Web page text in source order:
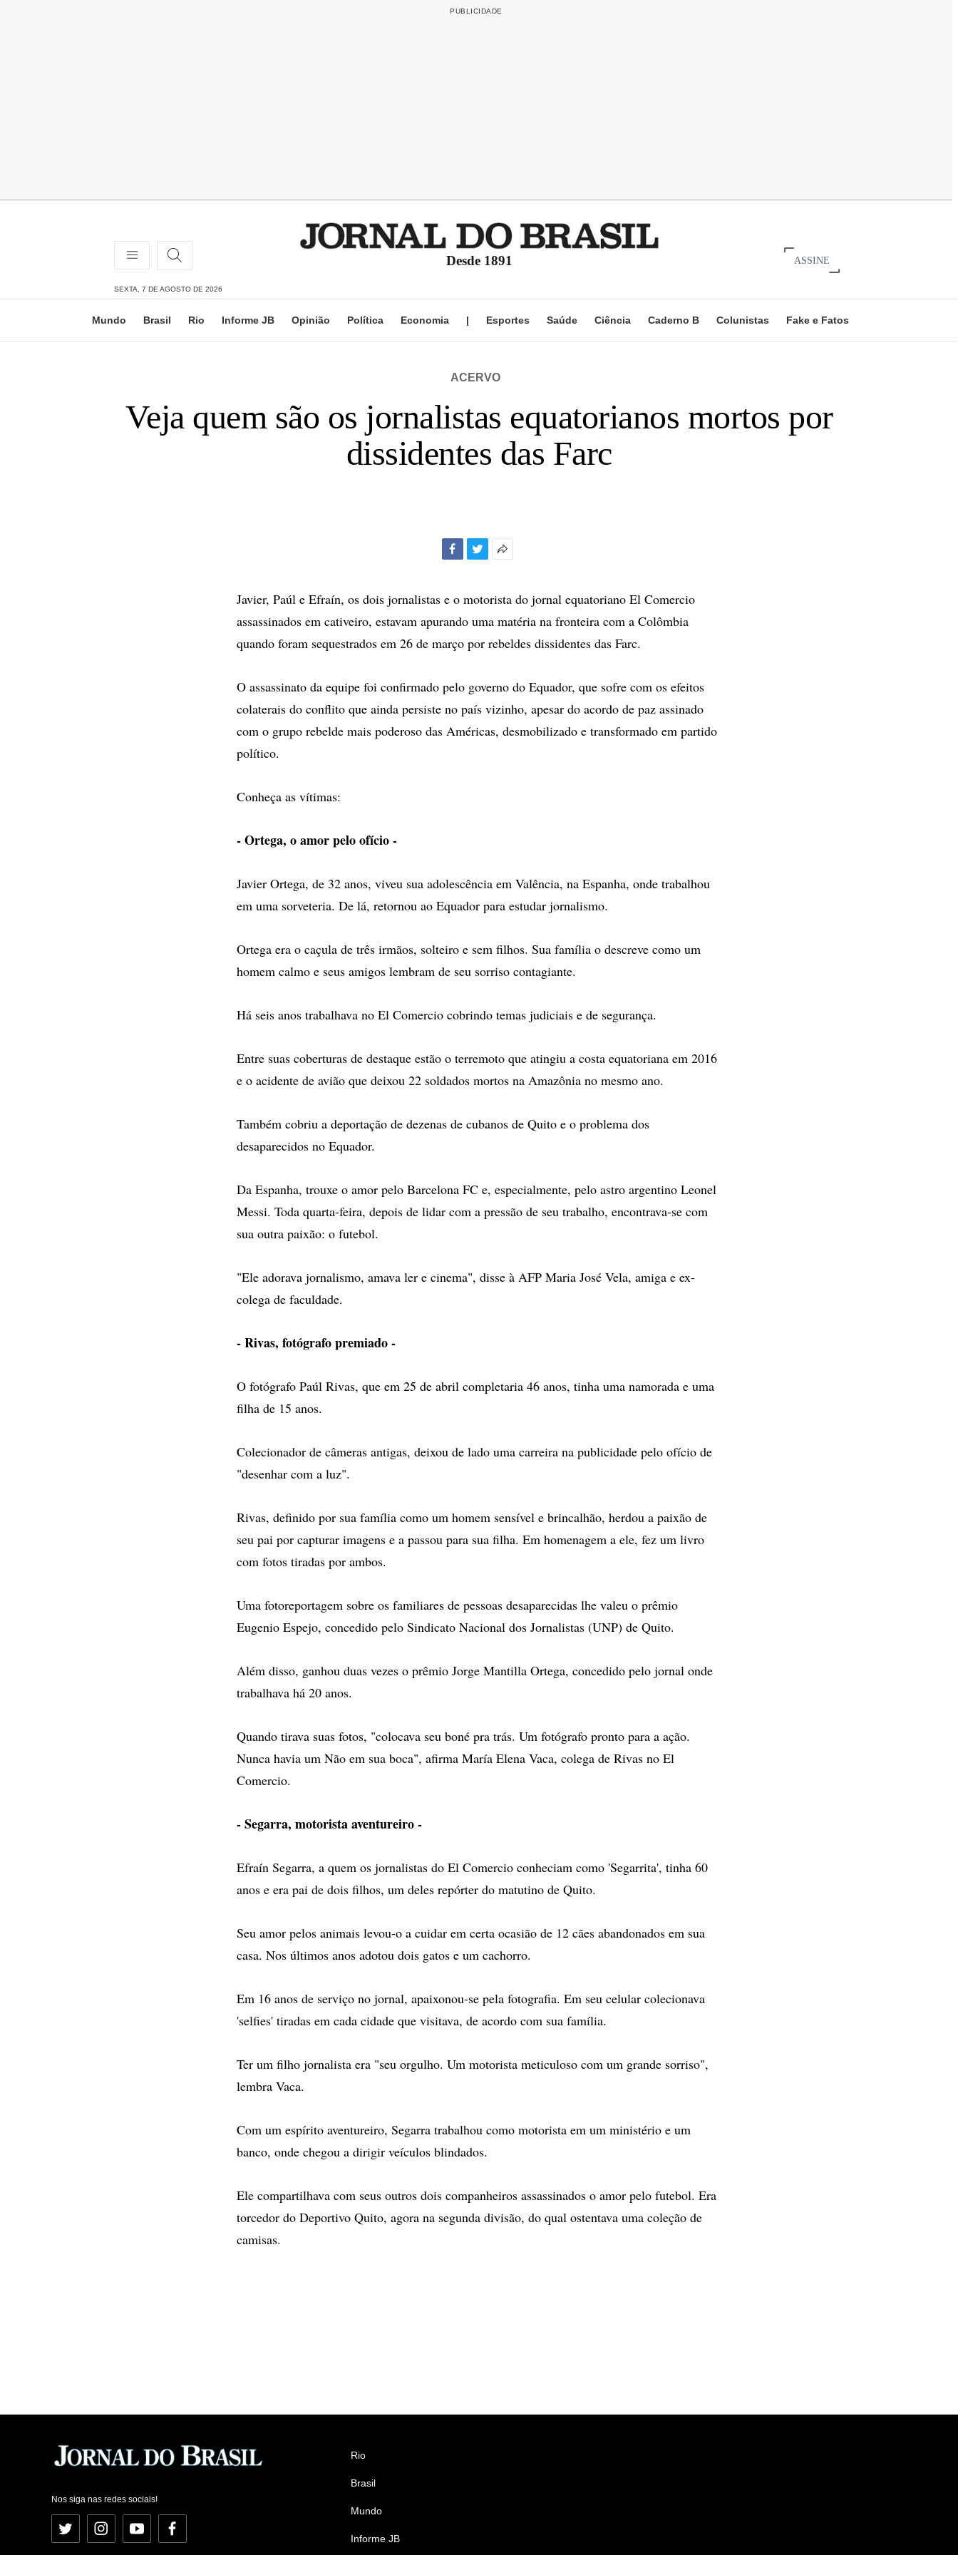
Desde 1891 ASSINE
SEXTA, 7 DE AGOSTO DE 2026
Mundo Brasil Rio Informe JB Opinião Política Economia | Esportes Saúde Ciência Caderno B Colunistas Fake e Fatos
ACERVO
Veja quem são os jornalistas equatorianos mortos por
dissidentes das Farc
compartilhamento
Javier, Paúl e Efraín, os dois jornalistas e o motorista do jornal equatoriano El Comercio
assassinados em cativeiro, estavam apurando uma matéria na fronteira com a Colômbia
quando foram sequestrados em 26 de março por rebeldes dissidentes das Farc.
O assassinato da equipe foi confirmado pelo governo do Equador, que sofre com os efeitos
colaterais do conflito que ainda persiste no país vizinho, apesar do acordo de paz assinado
com o grupo rebelde mais poderoso das Américas, desmobilizado e transformado em partido
político.
Conheça as vítimas:
- Ortega, o amor pelo ofício -
Javier Ortega, de 32 anos, viveu sua adolescência em Valência, na Espanha, onde trabalhou
em uma sorveteria. De lá, retornou ao Equador para estudar jornalismo.
Ortega era o caçula de três irmãos, solteiro e sem filhos. Sua família o descreve como um
homem calmo e seus amigos lembram de seu sorriso contagiante.
Há seis anos trabalhava no El Comercio cobrindo temas judiciais e de segurança.
Entre suas coberturas de destaque estão o terremoto que atingiu a costa equatoriana em 2016
e o acidente de avião que deixou 22 soldados mortos na Amazônia no mesmo ano.
Também cobriu a deportação de dezenas de cubanos de Quito e o problema dos
desaparecidos no Equador.
Da Espanha, trouxe o amor pelo Barcelona FC e, especialmente, pelo astro argentino Leonel
Messi. Toda quarta-feira, depois de lidar com a pressão de seu trabalho, encontrava-se com
sua outra paixão: o futebol.
"Ele adorava jornalismo, amava ler e cinema", disse à AFP Maria José Vela, amiga e ex-
colega de faculdade.
- Rivas, fotógrafo premiado -
O fotógrafo Paúl Rivas, que em 25 de abril completaria 46 anos, tinha uma namorada e uma
filha de 15 anos.
Colecionador de câmeras antigas, deixou de lado uma carreira na publicidade pelo ofício de
"desenhar com a luz".
Rivas, definido por sua família como um homem sensível e brincalhão, herdou a paixão de
seu pai por capturar imagens e a passou para sua filha. Em homenagem a ele, fez um livro
com fotos tiradas por ambos.
Uma fotoreportagem sobre os familiares de pessoas desaparecidas lhe valeu o prêmio
Eugenio Espejo, concedido pelo Sindicato Nacional dos Jornalistas (UNP) de Quito.
Além disso, ganhou duas vezes o prêmio Jorge Mantilla Ortega, concedido pelo jornal onde
trabalhava há 20 anos.
Quando tirava suas fotos, "colocava seu boné pra trás. Um fotógrafo pronto para a ação.
Nunca havia um Não em sua boca", afirma María Elena Vaca, colega de Rivas no El
Comercio.
- Segarra, motorista aventureiro -
Efraín Segarra, a quem os jornalistas do El Comercio conheciam como 'Segarrita', tinha 60
anos e era pai de dois filhos, um deles repórter do matutino de Quito.
Seu amor pelos animais levou-o a cuidar em certa ocasião de 12 cães abandonados em sua
casa. Nos últimos anos adotou dois gatos e um cachorro.
Em 16 anos de serviço no jornal, apaixonou-se pela fotografia. Em seu celular colecionava
'selfies' tiradas em cada cidade que visitava, de acordo com sua família.
Ter um filho jornalista era "seu orgulho. Um motorista meticuloso com um grande sorriso",
lembra Vaca.
Com um espírito aventureiro, Segarra trabalhou como motorista em um ministério e um
banco, onde chegou a dirigir veículos blindados.
Ele compartilhava com seus outros dois companheiros assassinados o amor pelo futebol. Era
torcedor do Deportivo Quito, agora na segunda divisão, do qual ostentava uma coleção de
camisas.
Nos siga nas redes sociais!
Twitter InstagramYouTubeFacebook
Rio
Brasil
Mundo
Informe JB